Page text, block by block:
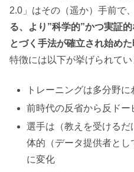
2.0」はその（遥か）手前で、
る、より”科学的”かつ実証
とづく手法が確立され始め
特徴には以下が挙げられてい
トレーニングは多分野
前時代の反省から反ドー
選手は（教えを受ける
体的（データ提供者と
に変化